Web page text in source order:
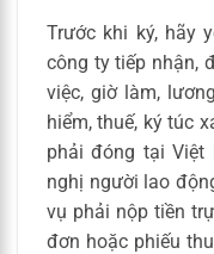
Trước khi ký, hãy
công ty tiếp nhận,
việc, giờ làm,
hiểm, thuế, ký túc
phải đóng tại Việt
nghị người lao
vụ phải nộp tiền
đơn hoặc phiếu